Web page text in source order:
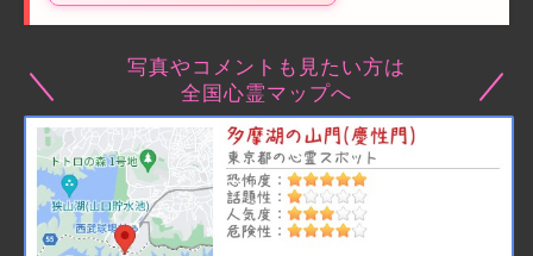
写真やコメントも見たい方は
全国心霊マップへ